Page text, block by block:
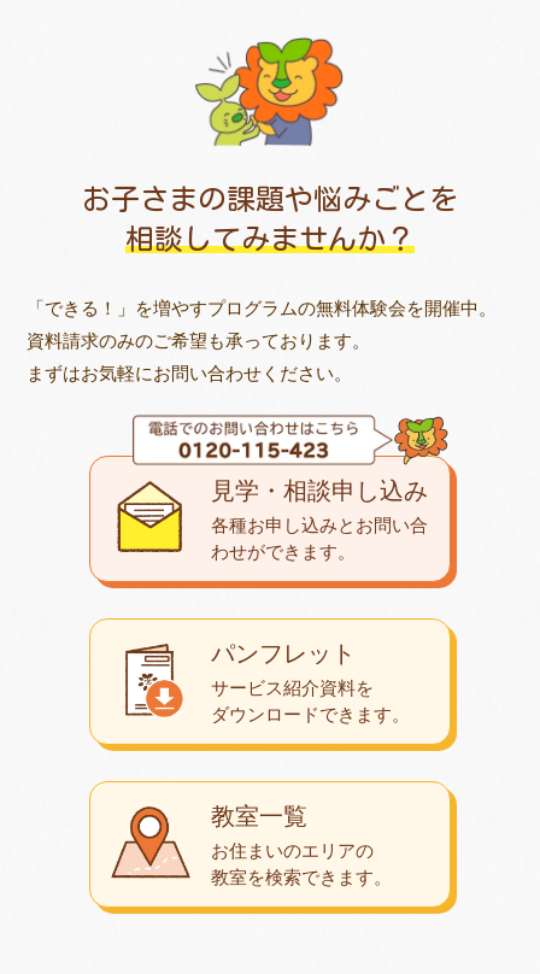
お子さまの課題や悩みごとを
相談してみませんか？
「できる！」を増やすプログラムの無料体験会を開催中。
資料請求のみのご希望も承っております。
まずはお気軽にお問い合わせください。
教室一覧
お住まいのエリアの
教室を検索できます。
パンフレット
サービス紹介資料を
ダウンロードできます。
見学・相談申し込み
各種お申し込みとお問い合
わせができます。